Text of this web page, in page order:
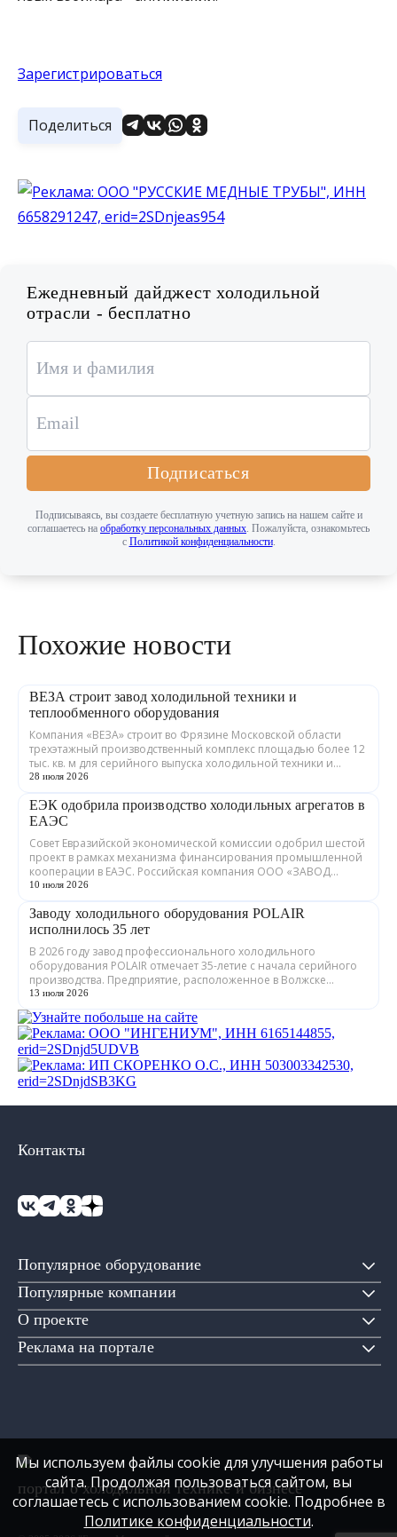
Зарегистрироваться
Поделиться
Ежедневный дайджест холодильной
отрасли - бесплатно
Подписаться
Подписываясь, вы создаете бесплатную учетную запись на нашем сайте и
соглашаетесь на обработку персональных данных . Пожалуйста, ознакомьтесь
с Политикой конфиденциальности.
Похожие новости
ВЕЗА строит завод холодильной техники и
теплообменного оборудования
Компания «ВЕЗА» строит во Фрязине Московской области
трехэтажный производственный комплекс площадью более 12
тыс. кв. м для серийного выпуска холодильной техники и
теплообменного оборудования. ...
28 июля 2026
ЕЭК одобрила производство холодильных агрегатов в
ЕАЭС
Совет Евразийской экономической комиссии одобрил шестой
проект в рамках механизма финансирования промышленной
кооперации в ЕАЭС. Российская компания ООО «ЗАВОД
ГРАДИЕНТ» совместно с предприятия...
10 июля 2026
Заводу холодильного оборудования POLAIR
исполнилось 35 лет
В 2026 году завод профессионального холодильного
оборудования POLAIR отмечает 35-летие с начала серийного
производства. Предприятие, расположенное в Волжске
Республики Марий Эл, выпускает обору...
13 июля 2026
Популярное оборудование
Популярные компании
О проекте
Реклама на портале
Контакты
портал о холодильной технике и бизнесе
Мы используем файлы cookie для улучшения работы
сайта. Продолжая пользоваться сайтом, вы
соглашаетесь с использованием cookie. Подробнее в
Политике конфиденциальности.